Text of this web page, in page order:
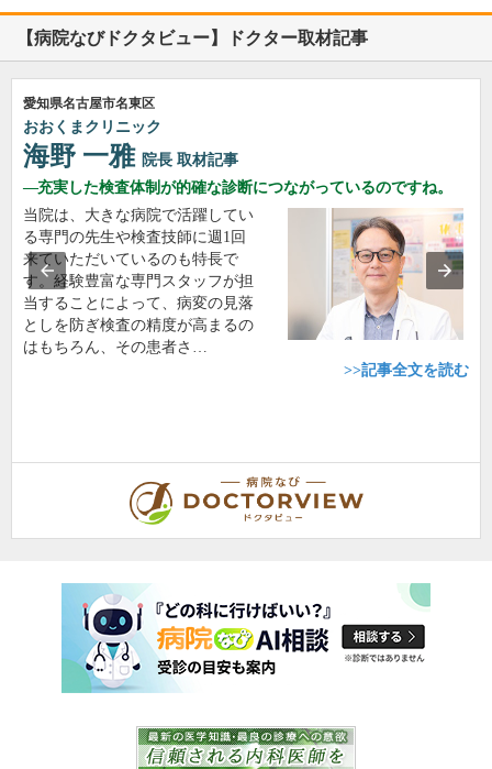
【病院なびドクタビュー】ドクター取材記事
愛知県名古屋市名東区
おおくまクリニック
海野 一雅 院長 取材記事
充実した検査体制が的確な診断につながっているのですね。
当院は、大きな病院で活躍してい
る専門の先生や検査技師に週1回
来ていただいているのも特長で
す。経験豊富な専門スタッフが担
当することによって、病変の見落
としを防ぎ検査の精度が高まるの
はもちろん、その患者さ…
>>記事全文を読む